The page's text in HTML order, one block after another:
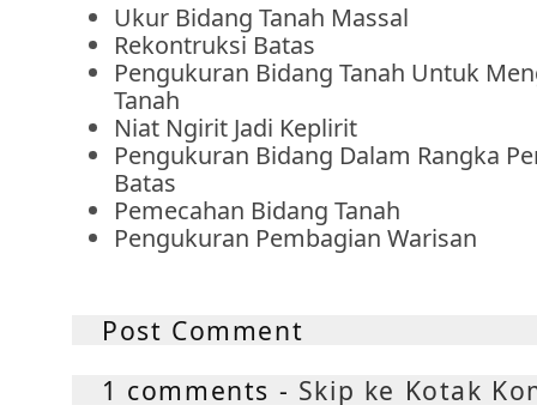
Ukur Bidang Tanah Massal
Rekontruksi Batas
Pengukuran Bidang Tanah Untuk
Tanah
Niat Ngirit Jadi Keplirit
Pengukuran Bidang Dalam Rangka
Batas
Pemecahan Bidang Tanah
Pengukuran Pembagian Warisan
Post Comment
1 comments - Skip ke Kotak